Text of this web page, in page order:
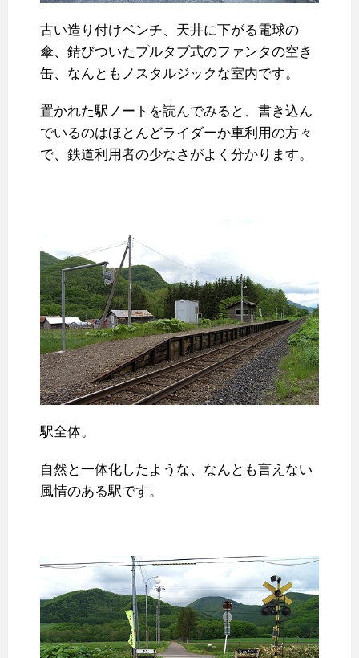
古い造り付けベンチ、天井に下がる電球の
傘、錆びついたプルタブ式のファンタの空き
缶、なんともノスタルジックな室内です。
置かれた駅ノートを読んでみると、書き込ん
でいるのはほとんどライダーか車利用の方々
で、鉄道利用者の少なさがよく分かります。
駅全体。
自然と一体化したような、なんとも言えない
風情のある駅です。